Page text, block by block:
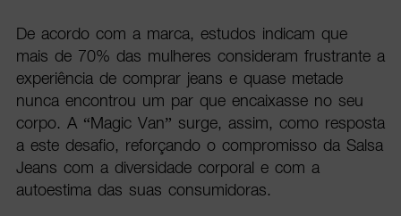
De acordo com a marca, estudos indicam que
mais de 70% das mulheres consideram frustrante a
experiência de comprar jeans e quase metade
nunca encontrou um par que encaixasse no seu
corpo. A “Magic Van” surge, assim, como resposta
a este desafio, reforçando o compromisso da Salsa
Jeans com a diversidade corporal e com a
autoestima das suas consumidoras.